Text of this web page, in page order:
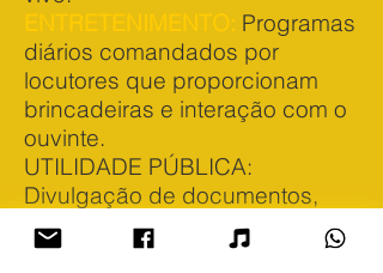
ENTRETENIMENTO: Programas
diários comandados por
locutores que proporcionam
brincadeiras e interação com o
ouvinte.
UTILIDADE PÚBLICA:
Divulgação de documentos,
pessoas e animais perdidos ou
encontrados.